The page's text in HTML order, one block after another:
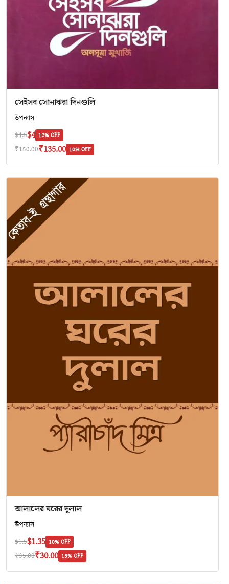
সেইসব সোনাঝরা দিনগুলি
উপন্যাস
$4.5$4 12% OFF
₹150.00₹135.00 10% OFF
আলালের ঘরের দুলাল
উপন্যাস
$1.5$1.35 10% OFF
₹35.00₹30.00 15% OFF